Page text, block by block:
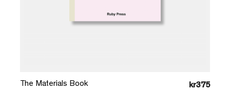
The Materials Book kr375